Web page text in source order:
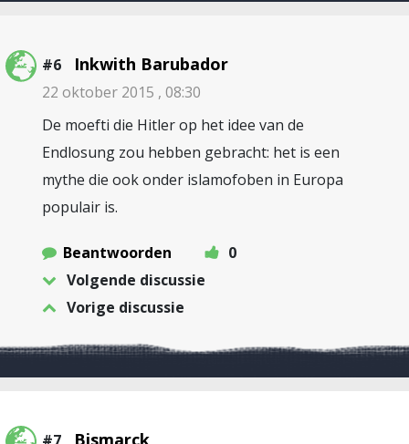
#6 Inkwith Barubador
22 oktober 2015 , 08:30
De moefti die Hitler op het idee van de
Endlosung zou hebben gebracht: het is een
mythe die ook onder islamofoben in Europa
populair is.
Beantwoorden
0
Volgende discussie
Vorige discussie
Bismarck